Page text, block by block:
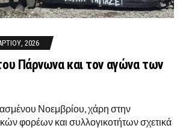
2026
Πάρνωνα και τον αγώνα των
Νοεμβρίου, χάρη στην
φορέων και συλλογικοτήτων σχετικά